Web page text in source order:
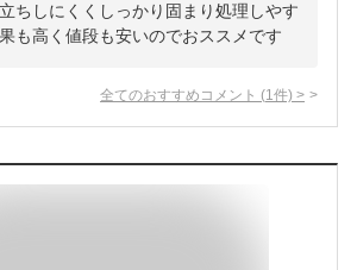
ちしにくくしっかり固まり処理しやす
も高く値段も安いのでおススメです
全てのおすすめコメント (1 件) >